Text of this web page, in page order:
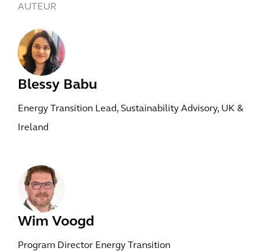
AUTEUR
Blessy Babu
Energy Transition Lead, Sustainability Advisory, UK &
Ireland
Wim Voogd
Program Director Energy Transition